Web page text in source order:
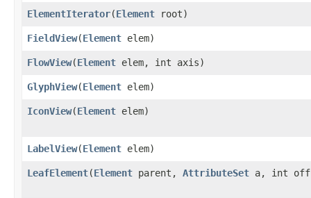
ElementIterator​(Element root)
FieldView​(Element elem)
FlowView​(Element elem, int axis)
GlyphView​(Element elem)
IconView​(Element elem)
LabelView​(Element elem)
LeafElement​(Element parent, AttributeSet a, int